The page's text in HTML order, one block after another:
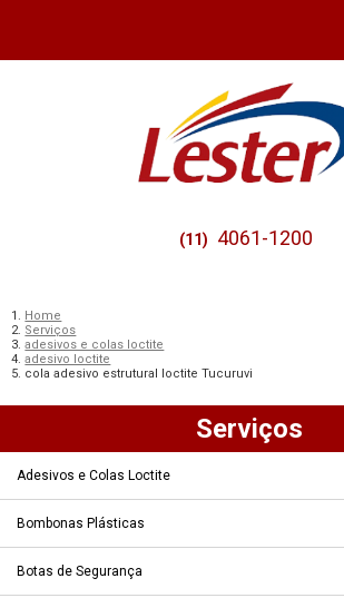
(11) 4061-1200
Home
Serviços
adesivos e colas loctite
adesivo loctite
cola adesivo estrutural loctite Tucuruvi
Serviços
Adesivos e Colas Loctite
Bombonas Plásticas
Botas de Segurança